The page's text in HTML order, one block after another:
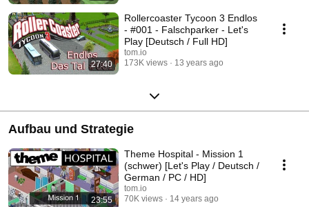
27:40
Rollercoaster Tycoon 3 Endlos
- #001 - Falschparker - Let's
Play [Deutsch / Full HD]
tom.io
173K views
13 years ago
Aufbau und Strategie
23:55
Theme Hospital - Mission 1
(schwer) [Let's Play / Deutsch /
German / PC / HD]
tom.io
70K views
14 years ago